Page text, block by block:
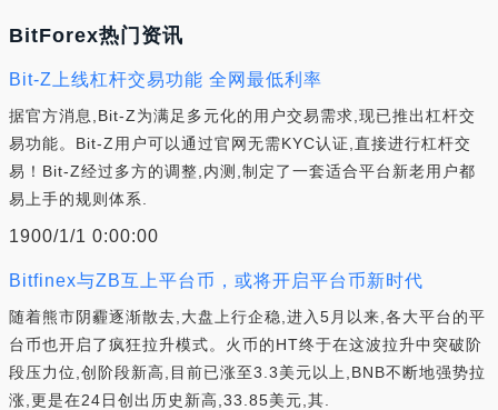
BitForex热门资讯
Bit-Z上线杠杆交易功能 全网最低利率
据官方消息,Bit-Z为满足多元化的用户交易需求,现已推出杠杆交
易功能。Bit-Z用户可以通过官网无需KYC认证,直接进行杠杆交
易！Bit-Z经过多方的调整,内测,制定了一套适合平台新老用户都
易上手的规则体系.
1900/1/1 0:00:00
Bitfinex与ZB互上平台币，或将开启平台币新时代
随着熊市阴霾逐渐散去,大盘上行企稳,进入5月以来,各大平台的平
台币也开启了疯狂拉升模式。火币的HT终于在这波拉升中突破阶
段压力位,创阶段新高,目前已涨至3.3美元以上,BNB不断地强势拉
涨,更是在24日创出历史新高,33.85美元,其.